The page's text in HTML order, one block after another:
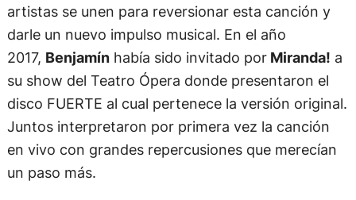
artistas se unen para reversionar esta canción y
darle un nuevo impulso musical. En el año
2017, Benjamínhabía sido invitado porMiranda! a
su show del Teatro Ópera donde presentaron el
disco FUERTE al cual pertenece la versión original.
Juntos interpretaron por primera vez la canción
en vivo con grandes repercusiones que merecían
un paso más.